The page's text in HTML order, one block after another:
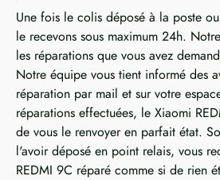
Une fois le colis déposé à la poste
le recevons sous maximum 24h.
les réparations que vous avez
Notre équipe vous tient informé des
réparation par mail et sur votre
réparations effectuées, le Xiaomi
de vous le renvoyer en parfait état.
l'avoir déposé en point relais, vous
REDMI 9C réparé comme si de rien